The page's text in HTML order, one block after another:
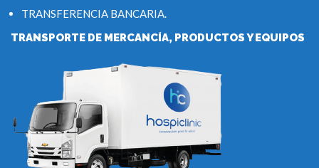
TRANSFERENCIA BANCARIA.
TRANSPORTE DE MERCANCÍA, PRODUCTOS Y EQUIPOS